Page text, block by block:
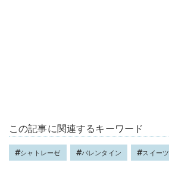
この記事に関連するキーワード
シャトレーゼ バレンタイン スイーツ